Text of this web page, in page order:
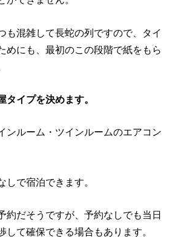
も混雑して長蛇の列ですので、タイ
めにも、最初のこの段階で紙をもら
イプを決めます。
ンルーム・ツインルームのエアコン
しで宿泊できます。
約だそうですが、予約なしでも当日
して確保できる場合もあります。